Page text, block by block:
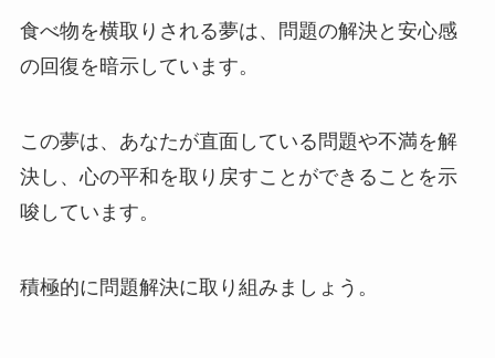
食べ物を横取りされる夢は、問題の解決と安心感
の回復を暗示しています。
この夢は、あなたが直面している問題や不満を解
決し、心の平和を取り戻すことができることを示
唆しています。
積極的に問題解決に取り組みましょう。